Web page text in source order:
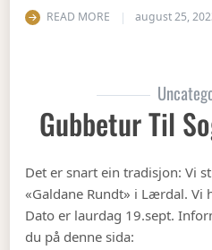
READ MORE august 25,
Gubbetur Til
Det er snart ein tradisjon: Vi
«Galdane Rundt» i Lærdal. Vi
Dato er laurdag 19.sept.
du på denne sida: